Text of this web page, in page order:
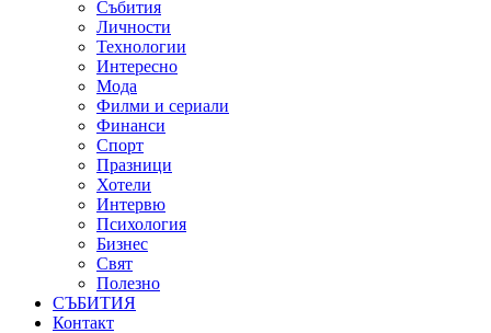
Събития
Личности
Технологии
Интересно
Мода
Филми и сериали
Финанси
Спорт
Празници
Хотели
Интервю
Психология
Бизнес
Свят
Полезно
СЪБИТИЯ
Контакт